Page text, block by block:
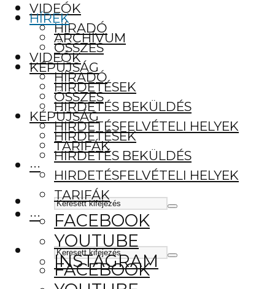
VIDEÓK
HÍRADÓ
ÖSSZES
KÉPÚJSÁG
HIRDETÉSEK
HIRDETÉS BEKÜLDÉS
HIRDETÉSFELVÉTELI HELYEK
TARIFÁK
···
FACEBOOK
YOUTUBE
INSTAGRAM
HÍREK
ARCHÍVUM
VIDEÓK
HÍRADÓ
ÖSSZES
KÉPÚJSÁG
HIRDETÉSEK
HIRDETÉS BEKÜLDÉS
HIRDETÉSFELVÉTELI HELYEK
TARIFÁK
···
FACEBOOK